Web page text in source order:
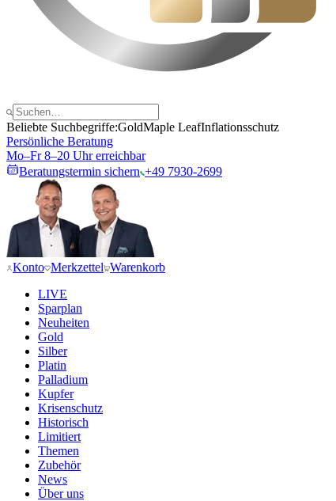
Beliebte Suchbegriffe:GoldMaple LeafInflationsschutz
Persönliche Beratung
Mo–Fr 8–20 Uhr erreichbar
Beratungstermin sichern +49 7930-2699
Konto Merkzettel Warenkorb
LIVE
Sparplan
Neuheiten
Gold
Silber
Platin
Palladium
Kupfer
Krisenschutz
Historisch
Limitiert
Themen
Zubehör
News
Über uns